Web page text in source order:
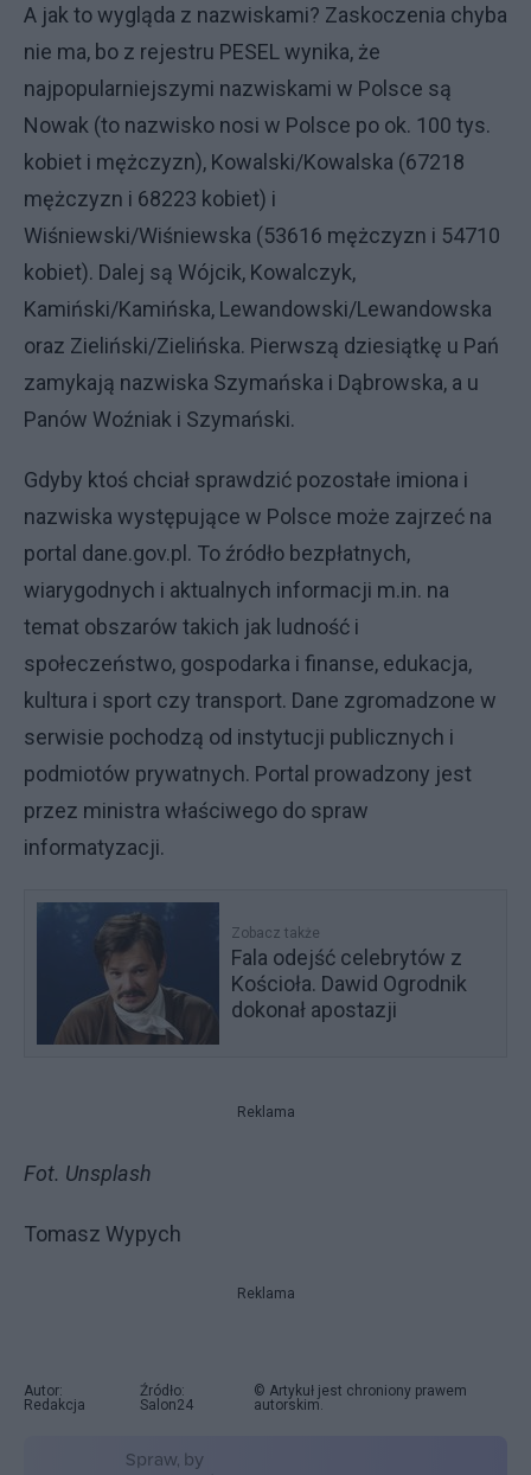
A jak to wygląda z nazwiskami? Zaskoczenia chyba
nie ma, bo z rejestru PESEL wynika, że
najpopularniejszymi nazwiskami w Polsce są
Nowak (to nazwisko nosi w Polsce po ok. 100 tys.
kobiet i mężczyzn), Kowalski/Kowalska (67218
mężczyzn i 68223 kobiet) i
Wiśniewski/Wiśniewska (53616 mężczyzn i 54710
kobiet). Dalej są Wójcik, Kowalczyk,
Kamiński/Kamińska, Lewandowski/Lewandowska
oraz Zieliński/Zielińska. Pierwszą dziesiątkę u Pań
zamykają nazwiska Szymańska i Dąbrowska, a u
Panów Woźniak i Szymański.
Gdyby ktoś chciał sprawdzić pozostałe imiona i
nazwiska występujące w Polsce może zajrzeć na
portal dane.gov.pl. To źródło bezpłatnych,
wiarygodnych i aktualnych informacji m.in. na
temat obszarów takich jak ludność i
społeczeństwo, gospodarka i finanse, edukacja,
kultura i sport czy transport. Dane zgromadzone w
serwisie pochodzą od instytucji publicznych i
podmiotów prywatnych. Portal prowadzony jest
przez ministra właściwego do spraw
informatyzacji.
Zobacz także
Fala odejść celebrytów z
Kościoła. Dawid Ogrodnik
dokonał apostazji
Reklama
Fot. Unsplash
Tomasz Wypych
Reklama
Autor:
Redakcja
Źródło:
Salon24
© Artykuł jest chroniony prawem
autorskim.